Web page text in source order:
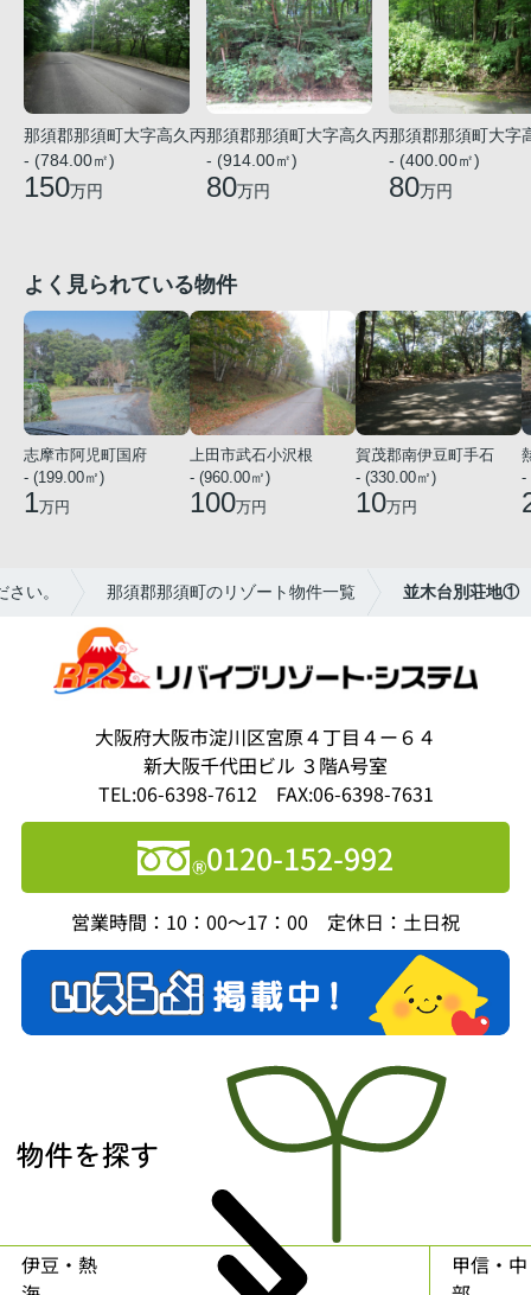
那須郡那須町大字高久丙
- (784.00㎡)
150万円
那須郡那須町大字高久丙
- (914.00㎡)
80万円
那須郡那須町大字
- (400.00㎡)
80万円
よく見られている物件
志摩市阿児町国府
- (199.00㎡)
1万円
上田市武石小沢根
- (960.00㎡)
100万円
賀茂郡南伊豆町手石
- (330.00㎡)
10万円
-
い。 那須郡那須町のリゾート物件一覧 並木台別荘地①
大阪府大阪市淀川区宮原４丁目４ー６４
新大阪千代田ビル ３階A号室
TEL:06-6398-7612 FAX:06-6398-7631
0120-152-992
営業時間：10：00～17：00 定休日：土日祝
物件を探す
伊豆・熱
甲信・中